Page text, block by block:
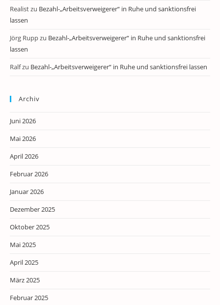
Realistzu Bezahl-„Arbeitsverweigerer“ in Ruhe und sanktionsfrei
lassen
Jörg Ruppzu Bezahl-„Arbeitsverweigerer“ in Ruhe und sanktionsfrei
lassen
Ralfzu Bezahl-„Arbeitsverweigerer“ in Ruhe und sanktionsfrei lassen
Archiv
Juni 2026
Mai 2026
April 2026
Februar 2026
Januar 2026
Dezember 2025
Oktober 2025
Mai 2025
April 2025
März 2025
Februar 2025